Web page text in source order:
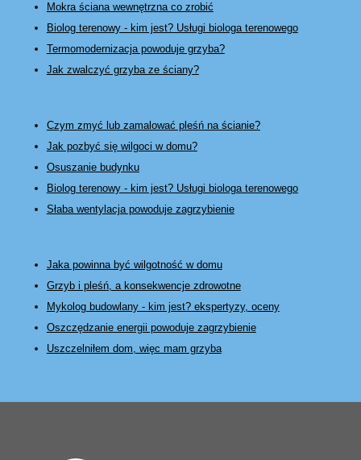
Mokra ściana wewnętrzna co zrobić
Biolog terenowy - kim jest? Usługi biologa terenowego
Termomodernizacja powoduje grzyba?
Jak zwalczyć grzyba ze ściany?
Czym zmyć lub zamalować pleśń na ścianie?
Jak pozbyć się wilgoci w domu?
Osuszanie budynku
Biolog terenowy - kim jest? Usługi biologa terenowego
Słaba wentylacja powoduje zagrzybienie
Jaka powinna być wilgotność w domu
Grzyb i pleśń, a konsekwencje zdrowotne
Mykolog budowlany - kim jest? ekspertyzy, oceny
Oszczędzanie energii powoduje zagrzybienie
Uszczelniłem dom, więc mam grzyba